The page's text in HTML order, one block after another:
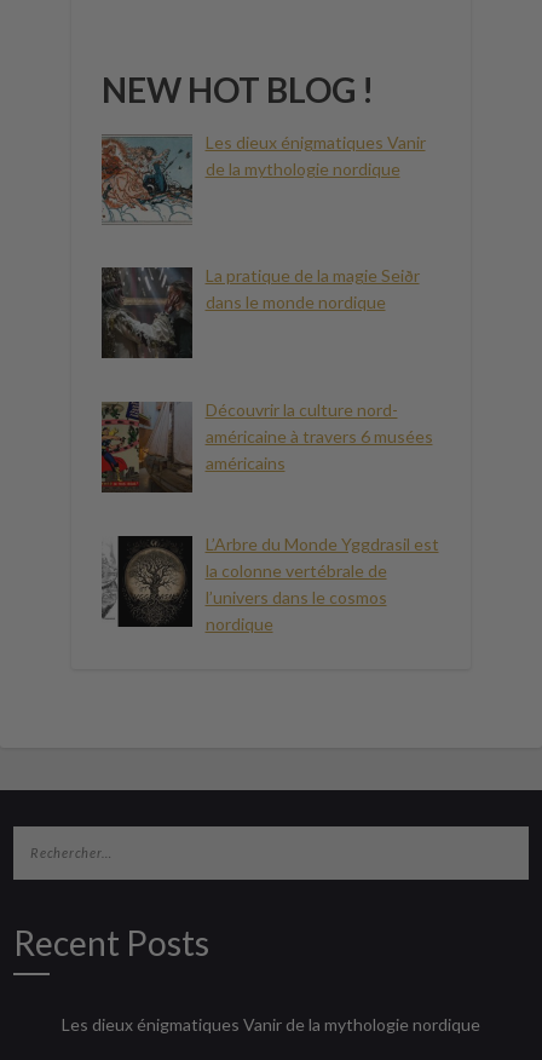
NEW HOT BLOG !
Les dieux énigmatiques Vanir
de la mythologie nordique
La pratique de la magie Seiðr
dans le monde nordique
Découvrir la culture nord-
américaine à travers 6 musées
américains
L’Arbre du Monde Yggdrasil est
la colonne vertébrale de
l’univers dans le cosmos
nordique
Recent Posts
Les dieux énigmatiques Vanir de la mythologie nordique